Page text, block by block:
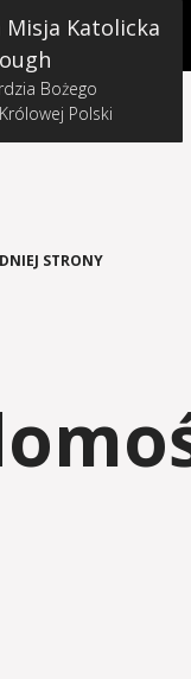
Misja Katolicka
Bożego
Polski
STRONY